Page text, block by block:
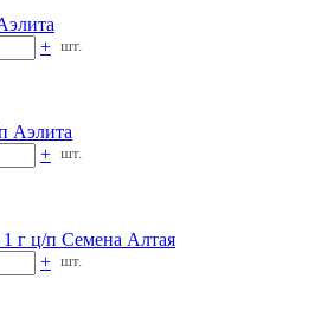
+ шт.
Аэлита
+ шт.
г ц/п Семена Алтая
+ шт.